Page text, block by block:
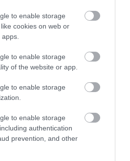
to enable storage
cookies on web or
to enable storage
of the website or app.
to enable storage
to enable storage
authentication
prevention, and other
UHU Κόλλα Stic
ΑΓΟΡΑ